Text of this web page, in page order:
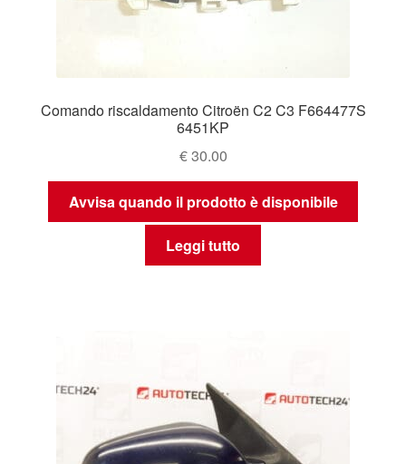
Comando riscaldamento Citroën C2 C3 F664477S
6451KP
€30.00
Avvisa quando il prodotto è disponibile
Leggi tutto